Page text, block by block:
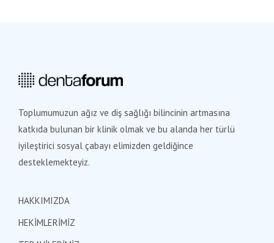
Toplumumuzun ağız ve diş sağlığı bilincinin artmasına
katkıda bulunan bir klinik olmak ve bu alanda her türlü
iyileştirici sosyal çabayı elimizden geldiğince
desteklemekteyiz.
HAKKIMIZDA
HEKİMLERİMİZ